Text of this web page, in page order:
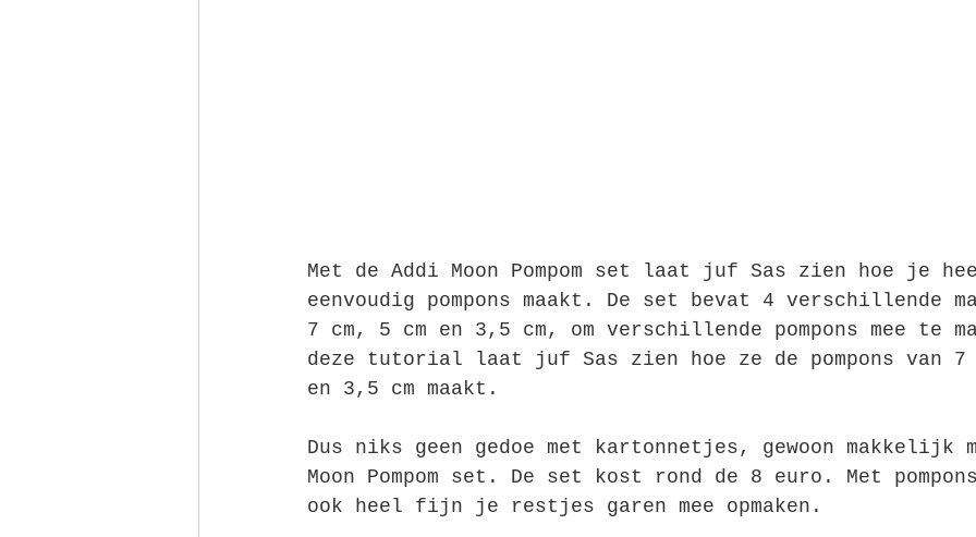
Met de Addi Moon Pompom set laat juf Sas zien hoe je
eenvoudig pompons maakt. De set bevat 4 verschillende
7 cm, 5 cm en 3,5 cm, om verschillende pompons mee te
deze tutorial laat juf Sas zien hoe ze de pompons van 7
en 3,5 cm maakt.
Dus niks geen gedoe met kartonnetjes, gewoon makkelijk
Moon Pompom set. De set kost rond de 8 euro. Met
ook heel fijn je restjes garen mee opmaken.